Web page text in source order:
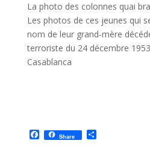
La photo des colonnes quai
Les photos de ces jeunes qui
nom de leur grand-mère
terroriste du 24 décembre
Casablanca
F
a
Share P
a